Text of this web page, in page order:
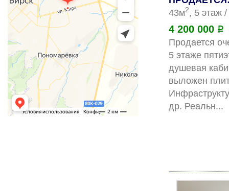
43м2, 5 этаж
4 200 000 Р
Продается
5 этаже
душевая
выложен